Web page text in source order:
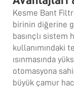
Kesme Bant
birinin diğerine
basınçlı sistem
kullanımındaki
ısınmasında
otomasyona
büyük çamur